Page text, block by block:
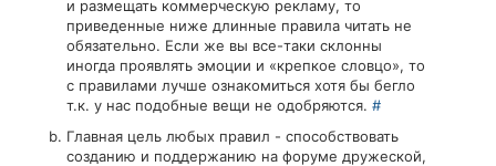
и размещать коммерческую рекламу, то
приведенные ниже длинные правила читать не
обязательно. Если же вы все-таки склонны
иногда проявлять эмоции и «крепкое словцо», то
с правилами лучше ознакомиться хотя бы бегло
т.к. у нас подобные вещи не одобряются. #
Главная цель любых правил - способствовать
созданию и поддержанию на форуме дружеской,